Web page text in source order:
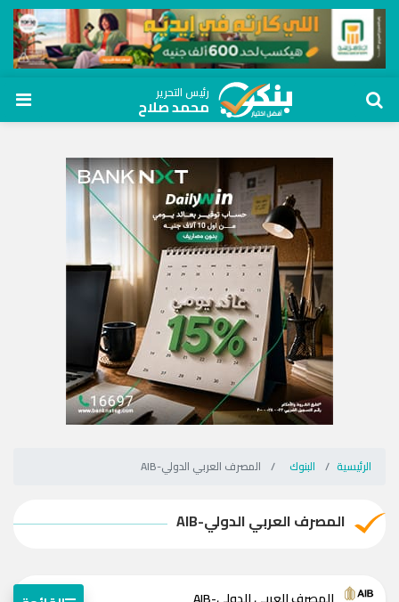
رئيس التحرير
محمد صلاح
الرئيسية البنوك المصرف العربي الدولي-AIB
المصرف العربي الدولي-AIB